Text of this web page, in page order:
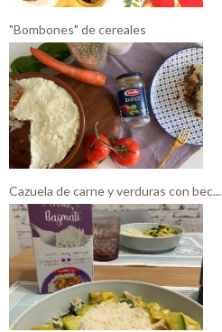
"Bombones" de cereales
Cazuela de carne y verduras con bec...